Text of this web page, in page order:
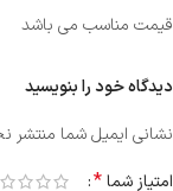
قیمت مناسب می باشد
دیدگاه خود را بنویسید
نشانی ایمیل شما منتشر
امتیاز شما*